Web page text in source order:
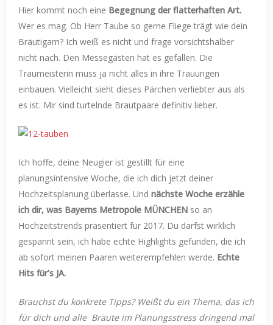
Hier kommt noch eine Begegnung der flatterhaften Art.
Wer es mag. Ob Herr Taube so gerne Fliege trägt wie dein
Bräutigam? Ich weiß es nicht und frage vorsichtshalber
nicht nach. Den Messegästen hat es gefallen. Die
Traumeisterin muss ja nicht alles in ihre Trauungen
einbauen. Vielleicht sieht dieses Pärchen verliebter aus als
es ist. Mir sind turtelnde Brautpaare definitiv lieber.
Ich hoffe, deine Neugier ist gestillt für eine
planungsintensive Woche, die ich dich jetzt deiner
Hochzeitsplanung überlasse. Und nächste Woche erzähle
ich dir, was Bayerns Metropole MÜNCHEN so an
Hochzeitstrends präsentiert für 2017. Du darfst wirklich
gespannt sein, ich habe echte Highlights gefunden, die ich
ab sofort meinen Paaren weiterempfehlen werde. Echte
Hits für’s JA.
Brauchst du konkrete Tipps? Weißt du ein Thema, das ich
für dich und alle Bräute im Planungsstress dringend mal